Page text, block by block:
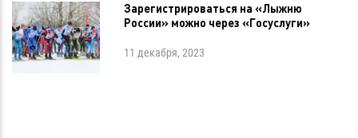
Зарегистрироваться на «Лыжню
России» можно через «Госуслуги»
11 декабря, 2023